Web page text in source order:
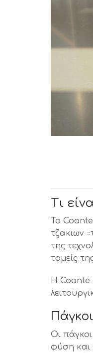
Τι
Το
τζακιων
της
τομείς
Η Coante
Οι
φύση και